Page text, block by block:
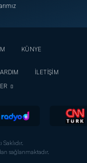
KÜNYE
İLETİŞİM
sağlanmaktadır.